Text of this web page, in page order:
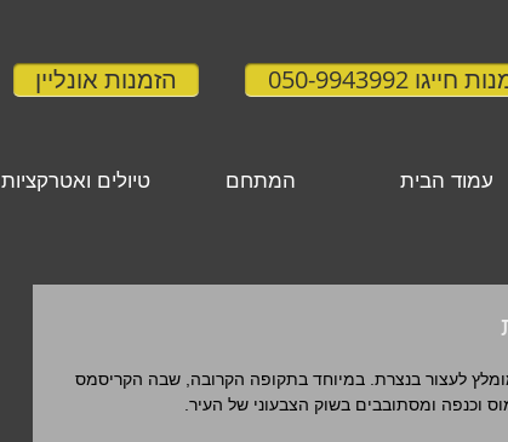
הזמנות אונליין 050-9943992
עמוד הבית המתחם טיולים ואטרקציות
לעצור בנצרת. במיוחד בתקופה הקרובה, שבה הקריסמס
וכנפה ומסתובבים בשוק הצבעוני של העיר.